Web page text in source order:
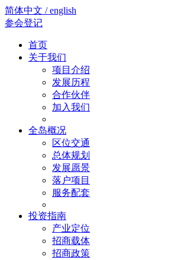
简体中文 / english
参会登记
首页
关于我们
项目介绍
发展历程
合作伙伴
加入我们
全岛概况
区位交通
总体规划
发展愿景
落户项目
服务配套
投资指南
产业定位
招商载体
招商政策